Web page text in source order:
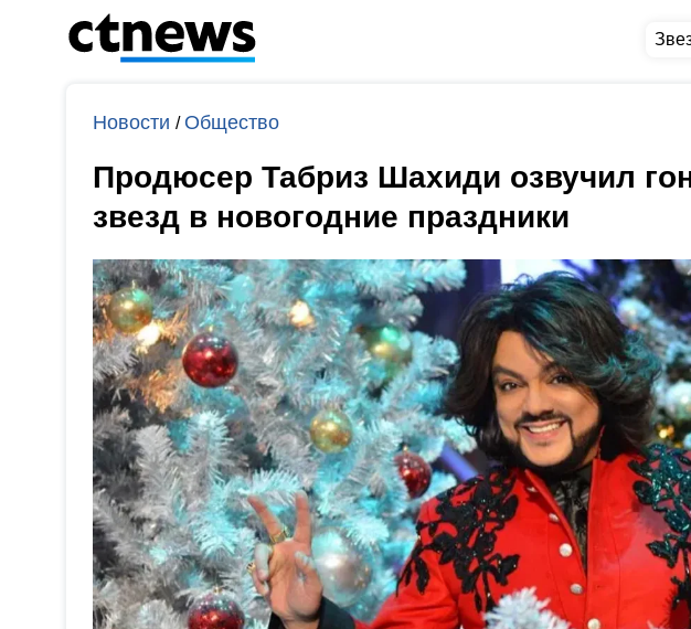
Новости /Общество
Продюсер Табриз Шахиди озвучил
звезд в новогодние праздники